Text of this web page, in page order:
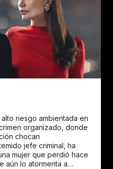
riesgo ambientada en
organizado, donde
chocan
jefe criminal, ha
mujer que perdió hace
aún lo atormenta a…